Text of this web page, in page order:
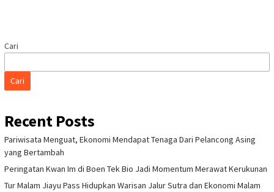
Cari
Cari
Recent Posts
Pariwisata Menguat, Ekonomi Mendapat Tenaga Dari Pelancong Asing
yang Bertambah
Peringatan Kwan Im di Boen Tek Bio Jadi Momentum Merawat Kerukunan
Tur Malam Jiayu Pass Hidupkan Warisan Jalur Sutra dan Ekonomi Malam